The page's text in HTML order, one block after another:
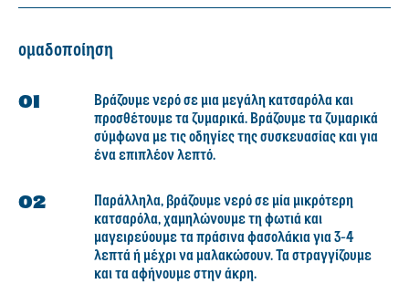
ομαδοποίηση
Βράζουμε νερό σε μια μεγάλη κατσαρόλα και
προσθέτουμε τα ζυμαρικά. Βράζουμε τα ζυμαρικά
σύμφωνα με τις οδηγίες της συσκευασίας και για
ένα επιπλέον λεπτό.
Παράλληλα, βράζουμε νερό σε μία μικρότερη
κατσαρόλα, χαμηλώνουμε τη φωτιά και
μαγειρεύουμε τα πράσινα φασολάκια για 3-4
λεπτά ή μέχρι να μαλακώσουν. Τα στραγγίζουμε
και τα αφήνουμε στην άκρη.